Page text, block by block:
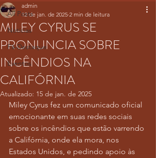
All Posts
Notícias
Fã-Destaque
Eventos
MILEY CYRUS SE
PRONUNCIA SOBRE
INCÊNDIOS NA
CALIFÓRNIA
admin
12 de jan. de 2025 2 min de leitura
Atualizado: 15 de jan. de 2025
Miley Cyrus fez um comunicado oficial
emocionante em suas redes sociais
sobre os incêndios que estão varrendo
a Califórnia, onde ela mora, nos
Estados Unidos, e pedindo apoio às